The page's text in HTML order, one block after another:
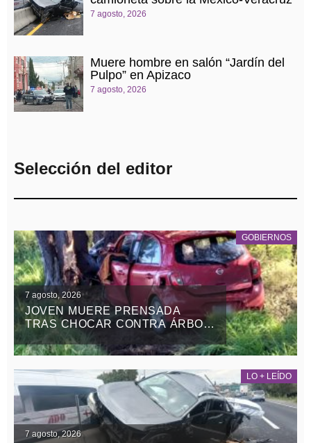
7 agosto, 2026
Muere hombre en salón “Jardín del
Pulpo” en Apizaco
7 agosto, 2026
Selección del editor
GOBIERNOS
7 agosto, 2026
JOVEN MUERE PRENSADA
TRAS CHOCAR CONTRA ÁRBOL
EN LA APIZACO-TLAXCO, EN
ATLANGATEPEC
LO + LEÍDO
7 agosto, 2026